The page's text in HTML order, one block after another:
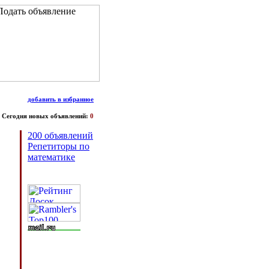
добавить в избранное
Сегодня новых объявлений: 0
200 объявлений
Репетиторы по
математике